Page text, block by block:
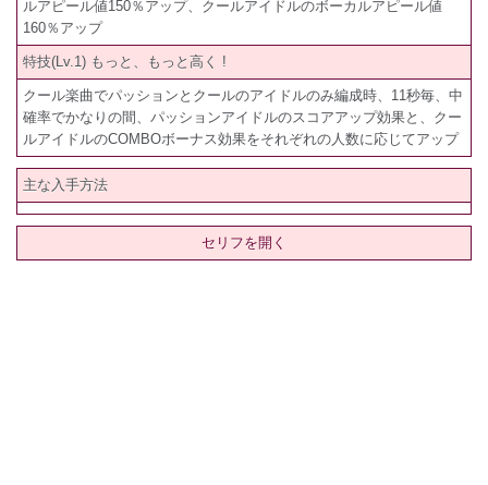
ルアピール値150％アップ、クールアイドルのボーカルアピール値
160％アップ
特技(Lv.1) もっと、もっと高く !
クール楽曲でパッションとクールのアイドルのみ編成時、11秒毎、中
確率でかなりの間、パッションアイドルのスコアアップ効果と、クー
ルアイドルのCOMBOボーナス効果をそれぞれの人数に応じてアップ
主な入手方法
セリフを開く